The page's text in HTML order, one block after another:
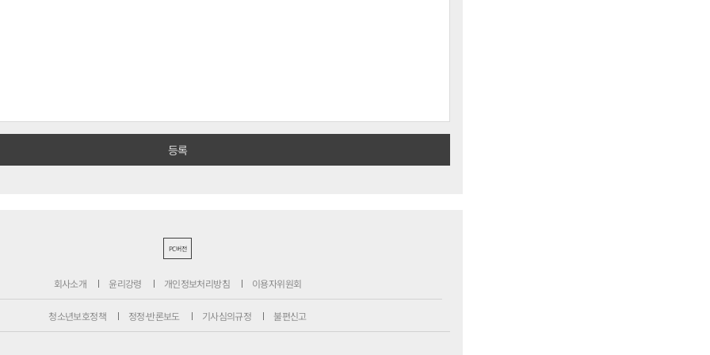
PC버전
회사소개 윤리강령 개인정보처리방침 이용자위원회
청소년보호정책 정정·반론보도 기사심의규정 불편신고